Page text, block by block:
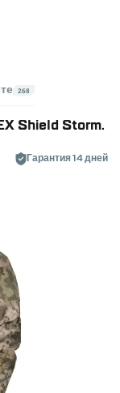
268
Shield Storm.
Гарантия 14 дней